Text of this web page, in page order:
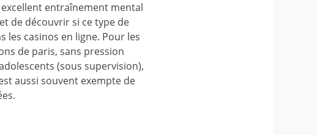
entraînement mental
de découvrir si ce type de
les casinos en ligne. Pour les
de paris, sans pression
(sous supervision),
aussi souvent exempte de